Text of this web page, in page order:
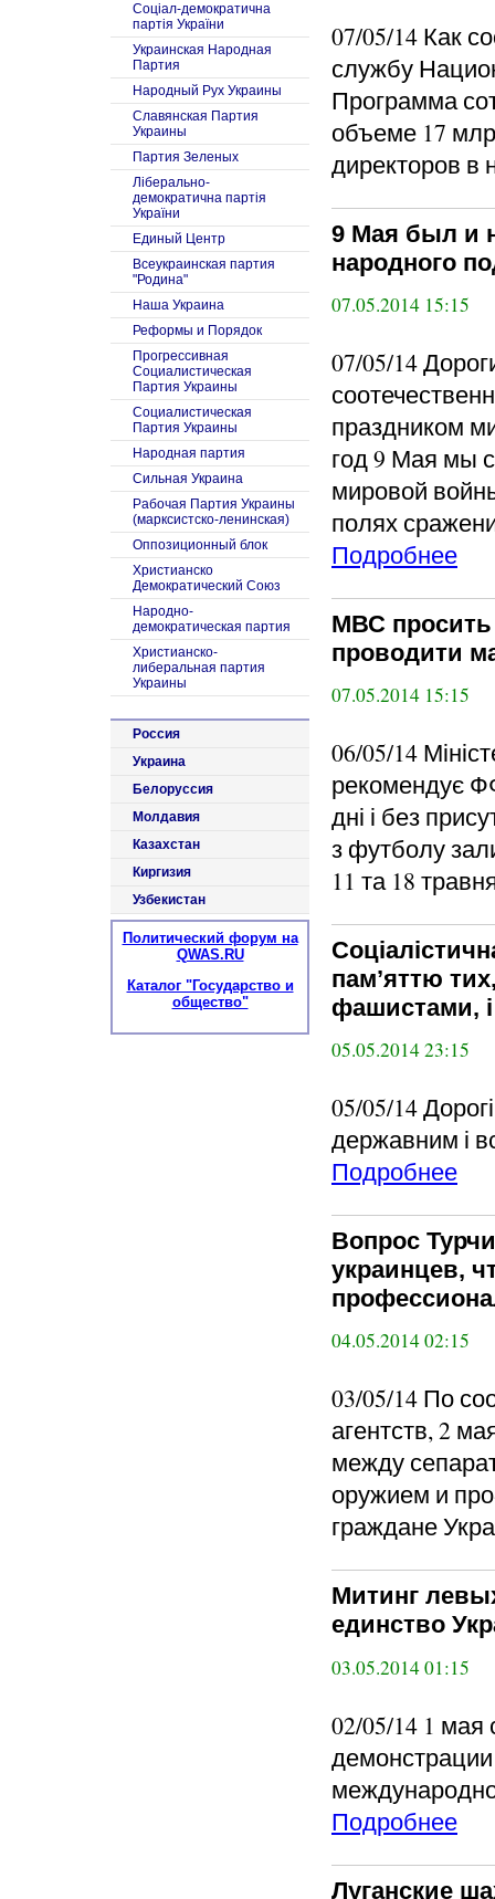
07/05/14 Как
службу
Программа
объеме 17
директоров в
9 Мая был и
народного
07.05.2014 15:15
07/05/14
праздником
год 9 Мая мы
мировой
полях
Подробнее
МВС просить
проводити
07.05.2014 15:15
06/05/14
рекомендує
дні і без
з футболу
11 та 18
пам’яттю
фашистами,
05.05.2014 23:15
05/05/14
державним і
Подробнее
Вопрос
украинцев,
04.05.2014 02:15
03/05/14 По
агентств, 2
между
оружием и
граждане
Митинг
единство
03.05.2014 01:15
02/05/14 1
Подробнее
Луганские
Соцiал-демократична
партiя України
Украинская Народная
Партия
Народный Рух Украины
Славянская Партия
Украины
Партия Зеленых
Ліберально-
демократична партія
України
Единый Центр
Всеукраинская партия
"Родина"
Наша Украина
Реформы и Порядок
Прогрессивная
Социалистическая
Партия Украины
Социалистическая
Партия Украины
Народная партия
Сильная Украина
Рабочая Партия Украины
(марксистско-ленинская)
Оппозиционный блок
Христианско
Демократический Союз
Народно-
демократическая партия
Христианско-
либеральная партия
Украины
Россия
Украина
Белоруссия
Молдавия
Казахстан
Киргизия
Узбекистан
Политический форум на
QWAS.RU
Каталог "Государство и
общество"